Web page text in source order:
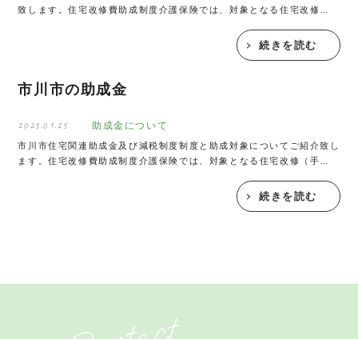
致します。住宅改修費助成制度介護保険では、対象となる住宅改修（手
た場合に、改修費用の9割（最高18万円まで）を保... 続きを読む
市川市の助成金
2023.01.25 助成金について
市川市住宅関連助成金及び減税制度制度と助成対象についてご紹介致し
ます。住宅改修費助成制度介護保険では、対象となる住宅改修（手すり
合に、改修費用の9割（最高18万円まで）を保険か... 続きを読む